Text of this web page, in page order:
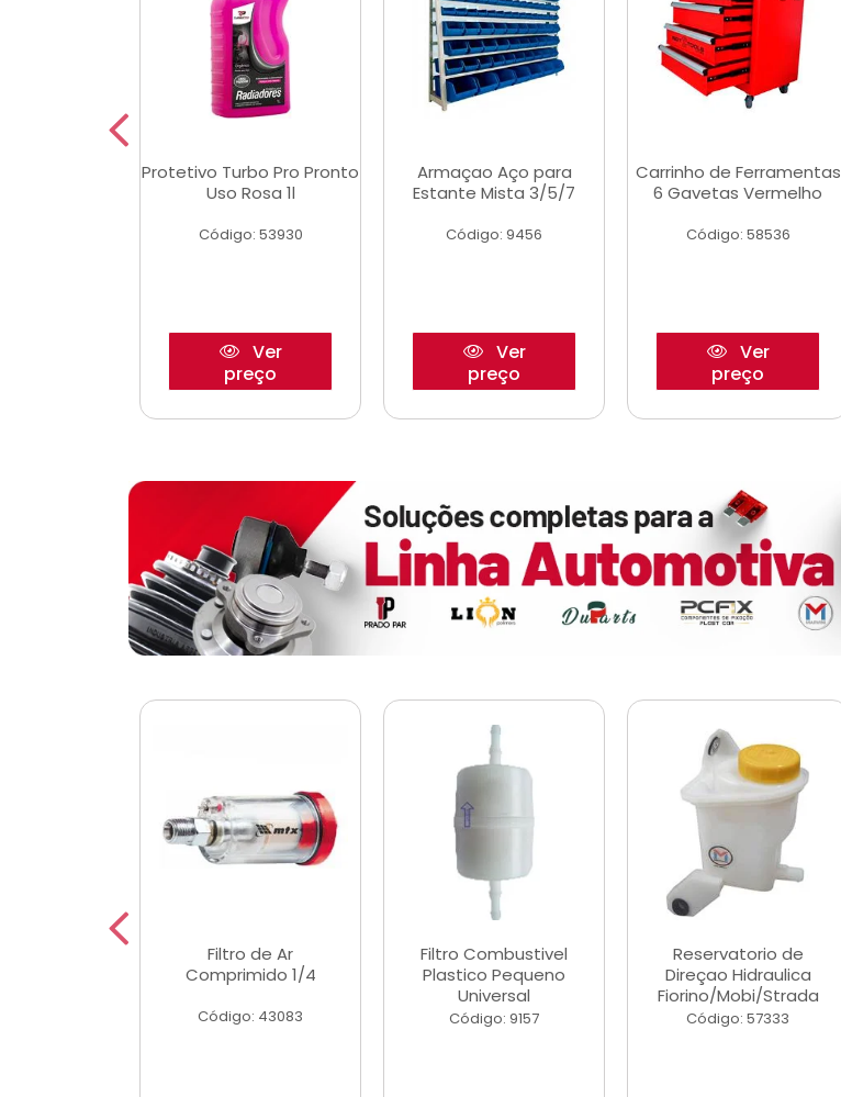
Protetivo Turbo Pro Pronto
Uso Rosa 1l
Código: 53930
Ver
preço
Armaçao Aço para
Estante Mista 3/5/7
Código: 9456
Ver
preço
Carrinho de Ferramentas
6 Gavetas Vermelho
Código: 58536
Ver
preço
Filtro de Ar
Comprimido 1/4
Código: 43083
Filtro Combustivel
Plastico Pequeno
Universal
Código: 9157
Reservatorio de
Direçao Hidraulica
Fiorino/Mobi/Strada
Código: 57333